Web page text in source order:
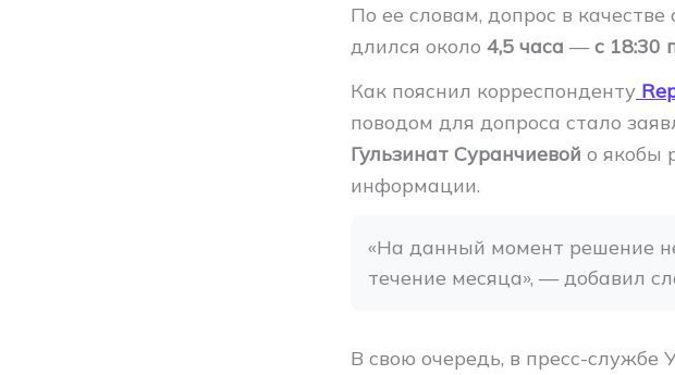
По ее словам, допрос в качестве
длился около 4,5 часа — с 18:30
Как пояснил корреспонденту
поводом для допроса стало
Гульзинат Суранчиевой о якобы
информации.
«На данный момент решение
течение месяца», — добавил
В свою очередь, в пресс-